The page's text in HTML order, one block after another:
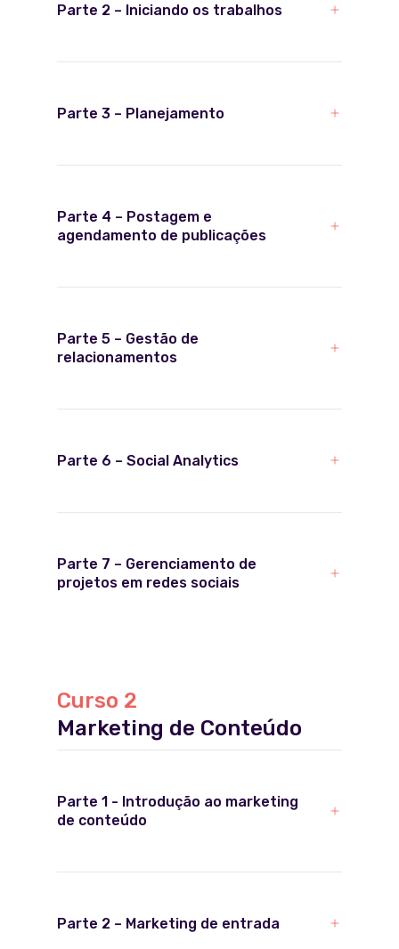
Parte 2 – Iniciando os trabalhos
Parte 3 – Planejamento
Parte 4 – Postagem e
agendamento de publicações
Parte 5 – Gestão de
relacionamentos
Parte 6 – Social Analytics
Parte 7 – Gerenciamento de
projetos em redes sociais
Curso 2
Marketing de Conteúdo
Parte 1 - Introdução ao marketing
de conteúdo
Parte 2 – Marketing de entrada
trabalham